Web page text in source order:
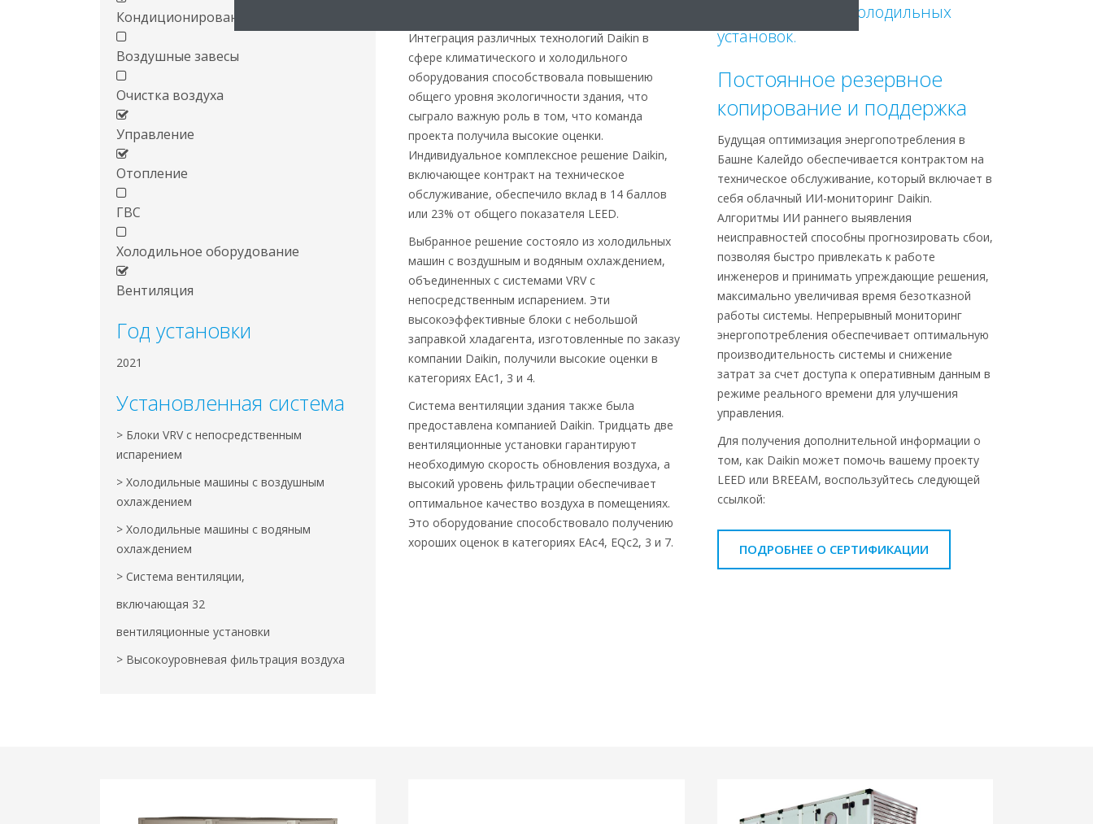
Кондиционирование воздуха
Воздушные завесы
Очистка воздуха
Управление
Отопление
ГВС
Холодильное оборудование
Вентиляция
Год установки
2021
Установленная система
> Блоки VRV с непосредственным
испарением
> Холодильные машины с воздушным
охлаждением
> Холодильные машины с водяным
охлаждением
> Система вентиляции,
включающая 32
вентиляционные установки
> Высокоуровневая фильтрация воздуха
Интеграция различных технологий Daikin в
сфере климатического и холодильного
оборудования способствовала повышению
общего уровня экологичности здания, что
сыграло важную роль в том, что команда
проекта получила высокие оценки.
Индивидуальное комплексное решение Daikin,
включающее контракт на техническое
обслуживание, обеспечило вклад в 14 баллов
или 23% от общего показателя LEED.
Выбранное решение состояло из холодильных
машин с воздушным и водяным охлаждением,
объединенных с системами VRV с
непосредственным испарением. Эти
высокоэффективные блоки с небольшой
заправкой хладагента, изготовленные по заказу
компании Daikin, получили высокие оценки в
категориях EAc1, 3 и 4.
Система вентиляции здания также была
предоставлена компанией Daikin. Тридцать две
вентиляционные установки гарантируют
необходимую скорость обновления воздуха, а
высокий уровень фильтрации обеспечивает
оптимальное качество воздуха в помещениях.
Это оборудование способствовало получению
хороших оценок в категориях EAc4, EQc2, 3 и 7.
климатических и холодильных
установок.
Постоянное резервное
копирование и поддержка
Будущая оптимизация энергопотребления в
Башне Калейдо обеспечивается контрактом на
техническое обслуживание, который включает в
себя облачный ИИ-мониторинг Daikin.
Алгоритмы ИИ раннего выявления
неисправностей способны прогнозировать сбои,
позволяя быстро привлекать к работе
инженеров и принимать упреждающие решения,
максимально увеличивая время безотказной
работы системы. Непрерывный мониторинг
энергопотребления обеспечивает оптимальную
производительность системы и снижение
затрат за счет доступа к оперативным данным в
режиме реального времени для улучшения
управления.
Для получения дополнительной информации о
том, как Daikin может помочь вашему проекту
LEED или BREEAM, воспользуйтесь следующей
ссылкой:
ПОДРОБНЕЕ О СЕРТИФИКАЦИИ